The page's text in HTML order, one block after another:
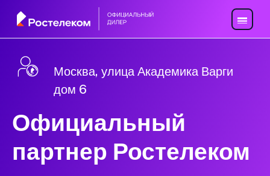
Москва, улица Академика Варги
дом 6
Официальный
партнер Ростелеком